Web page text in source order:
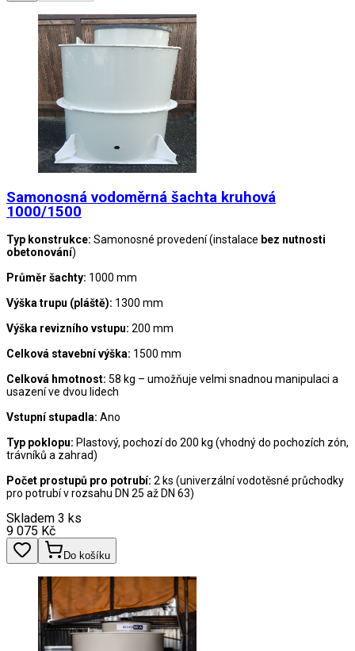
Samonosná vodoměrná šachta kruhová
1000/1500
Typ konstrukce: Samonosné provedení (instalace bez nutnosti
obetonování)
Průměr šachty: 1000 mm
Výška trupu (pláště): 1300 mm
Výška revizního vstupu: 200 mm
Celková stavební výška: 1500 mm
Celková hmotnost: 58 kg – umožňuje velmi snadnou manipulaci a
usazení ve dvou lidech
Vstupní stupadla: Ano
Typ poklopu: Plastový, pochozí do 200 kg (vhodný do pochozích zón,
trávníků a zahrad)
Počet prostupů pro potrubí: 2 ks (univerzální vodotěsné průchodky
pro potrubí v rozsahu DN 25 až DN 63)
Skladem 3 ks
9 075 Kč
Do košíku